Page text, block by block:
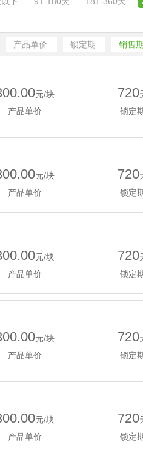
产品单价 锁定期 销售
元/块
产品单价
720
锁定
元/块
产品单价
720
锁定
元/块
产品单价
720
锁定
元/块
产品单价
720
锁定
元/块
产品单价
720
锁定